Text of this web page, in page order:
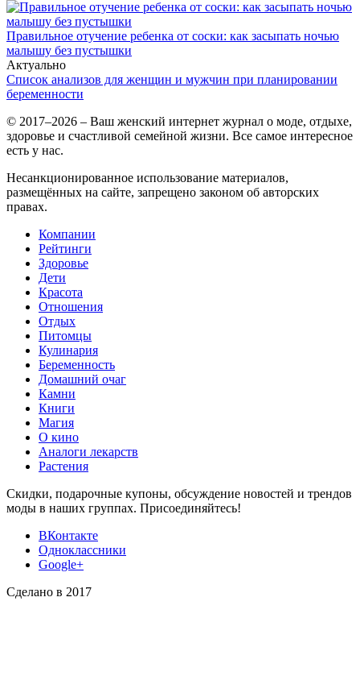
Правильное отучение ребенка от соски: как засыпать ночью
малышу без пустышки
Актуально
Список анализов для женщин и мужчин при планировании
беременности
© 2017–2026 – Ваш женский интернет журнал о моде, отдыхе,
здоровье и счастливой семейной жизни. Все самое интересное
есть у нас.
Несанкционированное использование материалов,
размещённых на сайте, запрещено законом об авторских
правах.
Компании
Рейтинги
Здоровье
Дети
Красота
Отношения
Отдых
Питомцы
Кулинария
Беременность
Домашний очаг
Камни
Книги
Магия
О кино
Аналоги лекарств
Растения
Скидки, подарочные купоны, обсуждение новостей и трендов
моды в наших группах. Присоединяйтесь!
ВКонтакте
Одноклассники
Google+
Сделано в 2017